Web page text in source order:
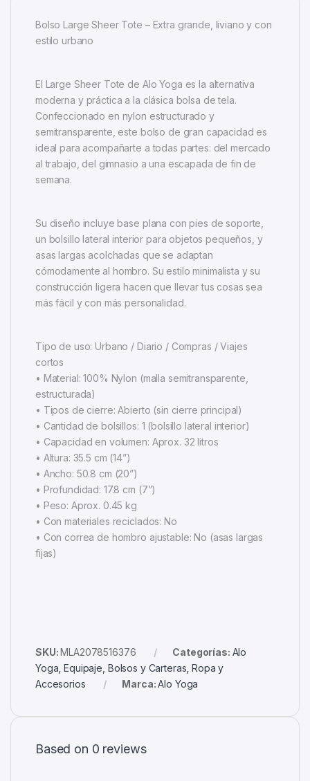
Bolso Large Sheer Tote – Extra grande, liviano y con
estilo urbano
El Large Sheer Tote de Alo Yoga es la alternativa
moderna y práctica a la clásica bolsa de tela.
Confeccionado en nylon estructurado y
semitransparente, este bolso de gran capacidad es
ideal para acompañarte a todas partes: del mercado
al trabajo, del gimnasio a una escapada de fin de
semana.
Su diseño incluye base plana con pies de soporte,
un bolsillo lateral interior para objetos pequeños, y
asas largas acolchadas que se adaptan
cómodamente al hombro. Su estilo minimalista y su
construcción ligera hacen que llevar tus cosas sea
más fácil y con más personalidad.
Tipo de uso: Urbano / Diario / Compras / Viajes
cortos
• Material: 100% Nylon (malla semitransparente,
estructurada)
• Tipos de cierre: Abierto (sin cierre principal)
• Cantidad de bolsillos: 1 (bolsillo lateral interior)
• Capacidad en volumen: Aprox. 32 litros
• Altura: 35.5 cm (14”)
• Ancho: 50.8 cm (20”)
• Profundidad: 17.8 cm (7”)
• Peso: Aprox. 0.45 kg
• Con materiales reciclados: No
• Con correa de hombro ajustable: No (asas largas
fijas)
SKU:MLA2078516376 Categorías: Alo
Yoga ,Equipaje, Bolsos y Carteras ,Ropa y
Accesorios
Marca:Alo Yoga
Based on 0 reviews